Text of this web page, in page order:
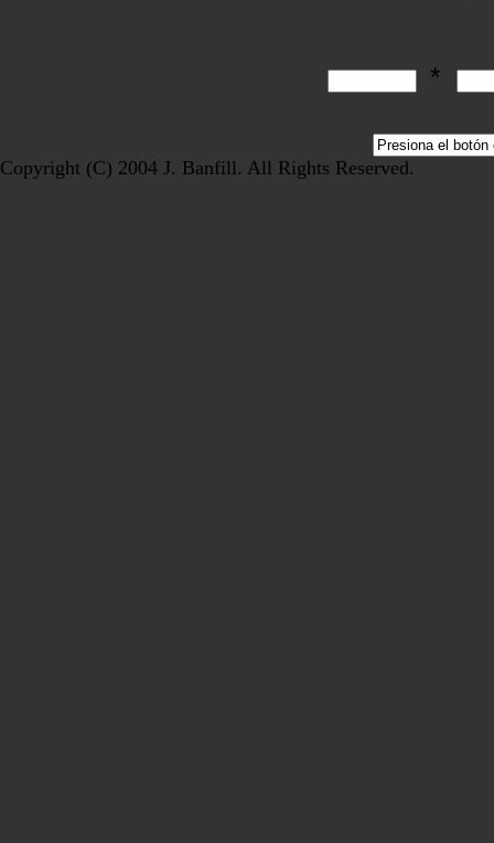
*
Copyright (C) 2004 J. Banfill. All Rights Reserved.